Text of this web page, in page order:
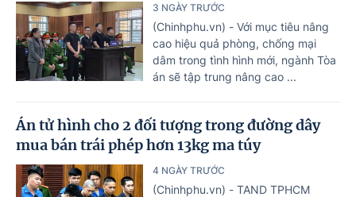
3 NGÀY TRƯỚC
(Chinhphu.vn) - Với mục tiêu nâng
cao hiệu quả phòng, chống mại
dâm trong tình hình mới, ngành Tòa
án sẽ tập trung nâng cao ...
Án tử hình cho 2 đối tượng trong đường dây
mua bán trái phép hơn 13kg ma túy
4 NGÀY TRƯỚC
(Chinhphu.vn) - TAND TPHCM